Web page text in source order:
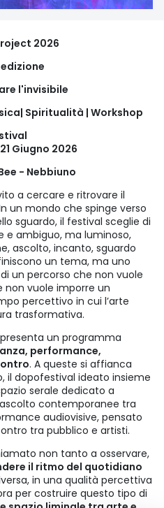
2026
l'invisibile
Spiritualità | Workshop
Giugno 2026
- Nebbiuno
a cercare e ritrovare il
un mondo che spinge verso
sguardo, il festival sceglie di
e ambiguo, ma luminoso,
ascolto, incanto, sguardo
un tema, ma uno
un percorso che non vuole
non vuole imporre un
percettivo in cui l’arte
trasformativa.
un programma
performance,
. A queste si affianca
il dopofestival ideato insieme
serale dedicato a
contemporanee tra
audiovisive, pensato
tra pubblico e artisti.
non tanto a osservare,
il ritmo del quotidiano
in una qualità percettiva
per costruire questo tipo di